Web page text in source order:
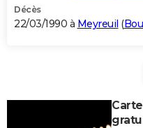
Décès
22/03/1990 à Meyreuil (